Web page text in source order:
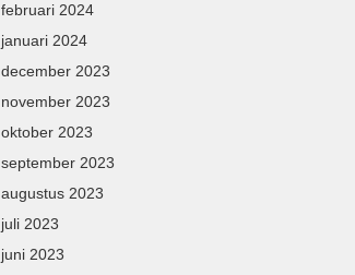
februari 2024
januari 2024
december 2023
november 2023
oktober 2023
september 2023
augustus 2023
juli 2023
juni 2023